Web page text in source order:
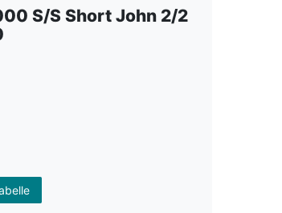
S/S Short John 2/2